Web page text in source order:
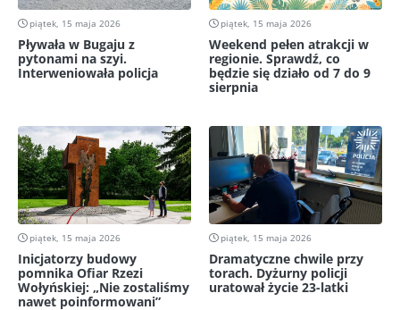
piątek, 15 maja 2026
Pływała w Bugaju z
pytonami na szyi.
Interweniowała policja
piątek, 15 maja 2026
Weekend pełen atrakcji w
regionie. Sprawdź, co
będzie się działo od 7 do 9
sierpnia
piątek, 15 maja 2026
Inicjatorzy budowy
pomnika Ofiar Rzezi
Wołyńskiej: „Nie zostaliśmy
nawet poinformowani”
piątek, 15 maja 2026
Dramatyczne chwile przy
torach. Dyżurny policji
uratował życie 23-latki